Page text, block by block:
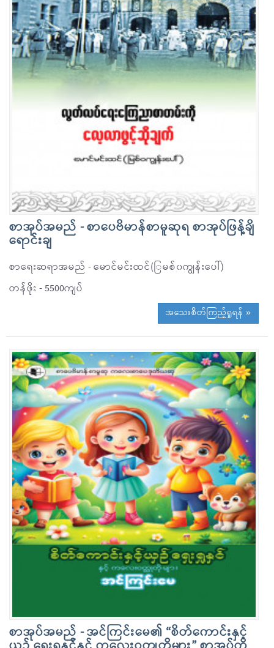
စာအုပ်အမည် - စာပေဗိမာန်စာမူဆုရ စာအုပ်ဖြန့်ချိ
ရောင်းချ
စာရေးဆရာအမည် - မောင်မင်းထင်(ြမစ်၀ကျွန်းပေါ်)
တန်ဖိုး - 5500ကျပ်
အသေးစိတ်ကြည့်ရှုရန် »
စာအုပ်အမည် - အင်ကြင်းမေ၏ “စိတ်ကောင်းနှင့်